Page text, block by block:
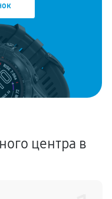
центра в